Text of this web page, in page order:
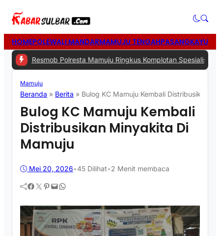
HOMEPOLEWALI MANDARMAMUJU TENGAHPASANGKAYU
Polresta Mamuju Ringkus Komplotan Spesialis Pencurian di
Mamuju
Beranda » Berita » Bulog KC Mamuju Kembali Distribusikan
Bulog KC Mamuju Kembali
Distribusikan Minyakita Di
Mamuju
Mei 20, 2026•45 Dilihat•2 Menit membaca
Facebook Twitter Pinterest Mail WhatsApp